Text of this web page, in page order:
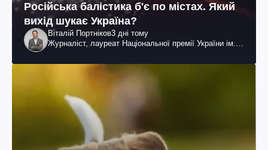
Російська балістика б'є по містах. Який
вихід шукає Україна?
Віталій Портніков3 дні тому
Журналіст, лауреат Національної премії України ім.